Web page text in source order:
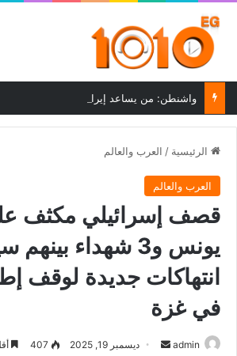
واشنطن: من يساعد إيران على تجاوز
الرئيسية / العرب والعالم
العرب والعالم
قصف إسرائيلي مكثف
يونس و3 شهداء
انتهاكات جديدة لوقف
في غزة
admin
أرسل ديسمبر 19, 2025 407